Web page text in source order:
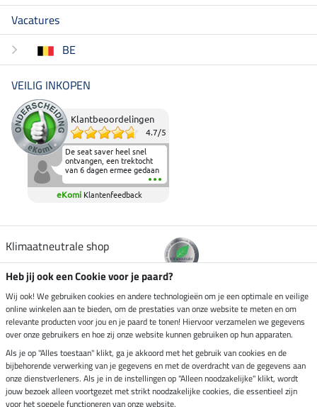
Vacatures
BE
VEILIG INKOPEN
Klantbeoordelingen
4.7/5
De seat saver heel snel
ontvangen, een trektocht
van 6 dagen ermee gedaan
en deze heeft de beproeving
fantastisch doorstaan.
Heerlijk zacht om op te
elkaar in het zadel.
eKomi Klantenfeedback
Klimaatneutrale shop
Verzending per
Veilig betalen met
Heb jij ook een Cookie voor je paard?
Wij ook! We gebruiken cookies en andere technologieën om je een optimale en veilige
online winkelen aan te bieden, om de prestaties van onze website te meten en om
relevante producten voor jou en je paard te tonen! Hiervoor verzamelen we gegevens
over onze gebruikers en hoe zij onze website kunnen gebruiken op hun apparaten.
Als je op "Alles toestaan" klikt, ga je akkoord met het gebruik van cookies en de
bijbehorende verwerking van je gegevens en met de overdracht van de gegevens aan
onze dienstverleners. Als je in de instellingen op "Alleen noodzakelijke" klikt, wordt
jouw bezoek alleen voortgezet met strikt noodzakelijke cookies, die essentieel zijn
voor het soepele functioneren van onze website.